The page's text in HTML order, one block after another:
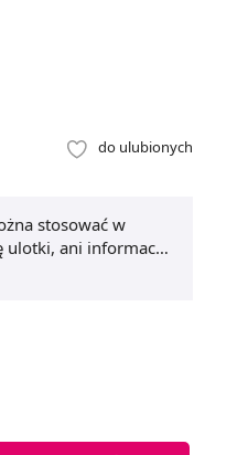
do ulubionych
stosować w
ulotki, ani informacji